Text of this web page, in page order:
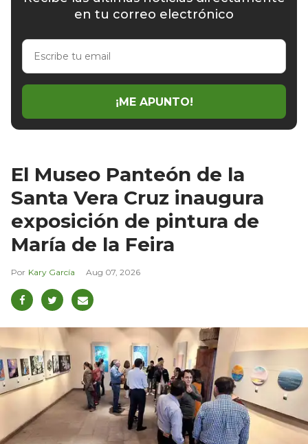
en tu correo electrónico
Escribe
email
¡ME APUNTO!
El Museo Panteón de la
Santa Vera Cruz inaugura
exposición de pintura de
María de la Feira
Kary García Aug 07, 2026